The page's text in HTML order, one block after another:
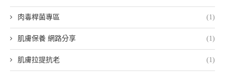
肉毒桿菌專區 (1)
肌膚保養 網路分享 (1)
肌膚拉提抗老 (1)